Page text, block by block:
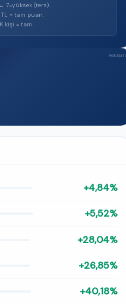
7=yüksek (ters).
= tam puan.
kişi = tam.
Reklam
+4,84%
+5,52%
+28,04%
+26,85%
+40,18%